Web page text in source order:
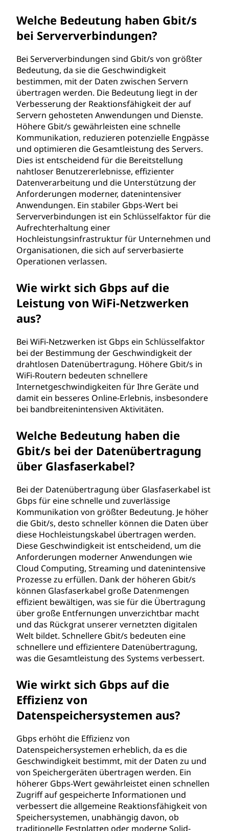
Welche Bedeutung haben Gbit/s
bei Serververbindungen?
Bei Serververbindungen sind Gbit/s von größter
Bedeutung, da sie die Geschwindigkeit
bestimmen, mit der Daten zwischen Servern
übertragen werden. Die Bedeutung liegt in der
Verbesserung der Reaktionsfähigkeit der auf
Servern gehosteten Anwendungen und Dienste.
Höhere Gbit/s gewährleisten eine schnelle
Kommunikation, reduzieren potenzielle Engpässe
und optimieren die Gesamtleistung des Servers.
Dies ist entscheidend für die Bereitstellung
nahtloser Benutzererlebnisse, effizienter
Datenverarbeitung und die Unterstützung der
Anforderungen moderner, datenintensiver
Anwendungen. Ein stabiler Gbps-Wert bei
Serververbindungen ist ein Schlüsselfaktor für die
Aufrechterhaltung einer
Hochleistungsinfrastruktur für Unternehmen und
Organisationen, die sich auf serverbasierte
Operationen verlassen.
Wie wirkt sich Gbps auf die
Leistung von WiFi-Netzwerken
aus?
Bei WiFi-Netzwerken ist Gbps ein Schlüsselfaktor
bei der Bestimmung der Geschwindigkeit der
drahtlosen Datenübertragung. Höhere Gbit/s in
WiFi-Routern bedeuten schnellere
Internetgeschwindigkeiten für Ihre Geräte und
damit ein besseres Online-Erlebnis, insbesondere
bei bandbreitenintensiven Aktivitäten.
Welche Bedeutung haben die
Gbit/s bei der Datenübertragung
über Glasfaserkabel?
Bei der Datenübertragung über Glasfaserkabel ist
Gbps für eine schnelle und zuverlässige
Kommunikation von größter Bedeutung. Je höher
die Gbit/s, desto schneller können die Daten über
diese Hochleistungskabel übertragen werden.
Diese Geschwindigkeit ist entscheidend, um die
Anforderungen moderner Anwendungen wie
Cloud Computing, Streaming und datenintensive
Prozesse zu erfüllen. Dank der höheren Gbit/s
können Glasfaserkabel große Datenmengen
effizient bewältigen, was sie für die Übertragung
über große Entfernungen unverzichtbar macht
und das Rückgrat unserer vernetzten digitalen
Welt bildet. Schnellere Gbit/s bedeuten eine
schnellere und effizientere Datenübertragung,
was die Gesamtleistung des Systems verbessert.
Wie wirkt sich Gbps auf die
Effizienz von
Datenspeichersystemen aus?
Gbps erhöht die Effizienz von
Datenspeichersystemen erheblich, da es die
Geschwindigkeit bestimmt, mit der Daten zu und
von Speichergeräten übertragen werden. Ein
höherer Gbps-Wert gewährleistet einen schnellen
Zugriff auf gespeicherte Informationen und
verbessert die allgemeine Reaktionsfähigkeit von
Speichersystemen, unabhängig davon, ob
traditionelle Festplatten oder moderne Solid-